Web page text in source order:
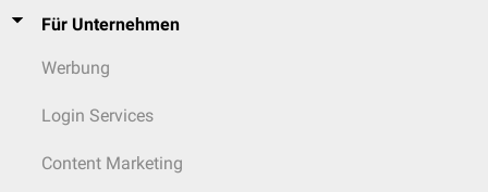
Für Unternehmen
Werbung
Login Services
Content Marketing